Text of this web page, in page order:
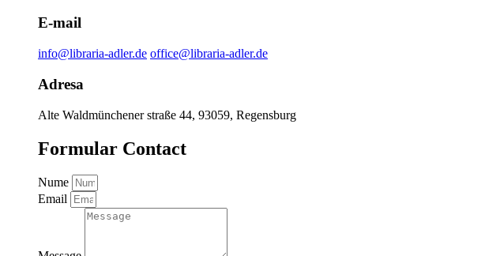
E-mail
info@libraria-adler.de office@libraria-adler.de
Adresa
Alte Waldmünchener straße 44, 93059, Regensburg
Formular Contact
Nume
Email